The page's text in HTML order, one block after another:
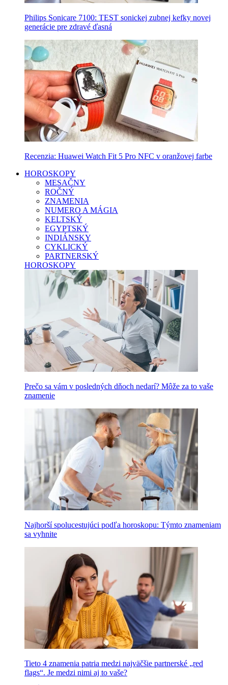
Philips Sonicare 7100: TEST sonickej zubnej kefky novej
generácie pre zdravé ďasná
Recenzia: Huawei Watch Fit 5 Pro NFC v oranžovej farbe
HOROSKOPY
MESAČNY
ROČNÝ
ZNAMENIA
NUMERO A MÁGIA
KELTSKÝ
EGYPTSKÝ
INDIÁNSKY
CYKLICKÝ
PARTNERSKÝ
HOROSKOPY
Prečo sa vám v posledných dňoch nedarí? Môže za to vaše
znamenie
Najhorší spolucestujúci podľa horoskopu: Týmto znameniam
sa vyhnite
Tieto 4 znamenia patria medzi najväčšie partnerské „red
flags“. Je medzi nimi aj to vaše?